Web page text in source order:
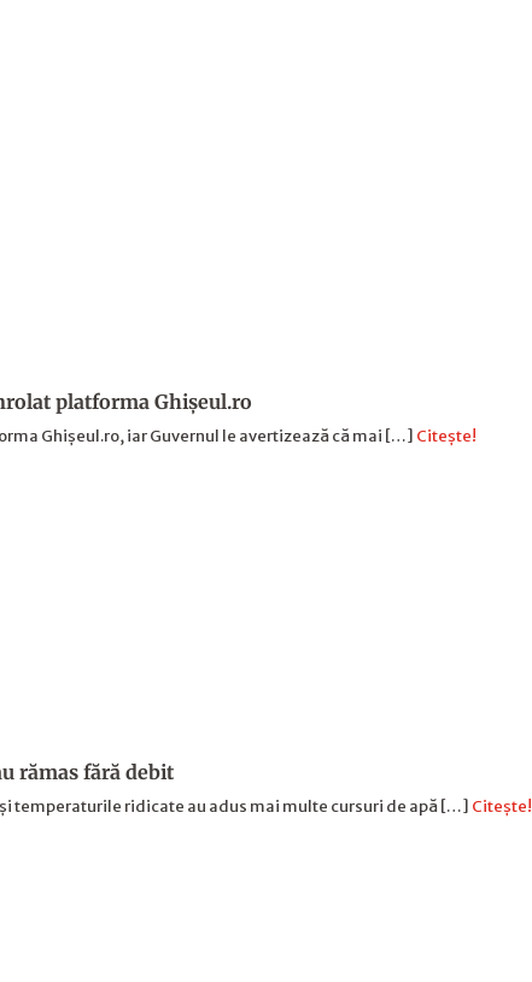
platforma Ghișeul.ro
Ghișeul.ro, iar Guvernul le avertizează că mai […] Citește!
rămas fără debit
temperaturile ridicate au adus mai multe cursuri de apă […] Citește!